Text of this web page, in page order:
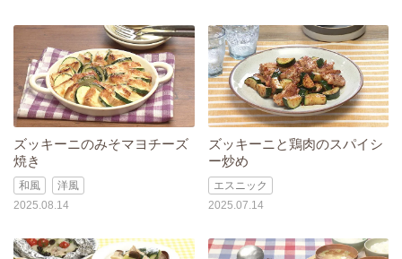
ズッキーニのみそマヨチーズ
焼き
和風
洋風
2025.08.14
ズッキーニと鶏肉のスパイシ
ー炒め
エスニック
2025.07.14